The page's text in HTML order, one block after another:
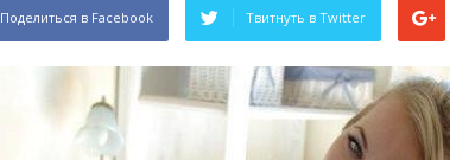
из
мира
Поделиться в Facebook Твитнуть в Twitter